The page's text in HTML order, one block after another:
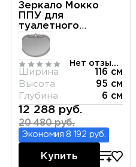
Зеркало Мокко
ППУ для
туалетного
столика бежевый
Нет отзывов
Ширина
116 см
Высота
95 см
Глубина
6 см
12 288 руб.
20 480 руб.
Экономия 8 192 руб.
Купить